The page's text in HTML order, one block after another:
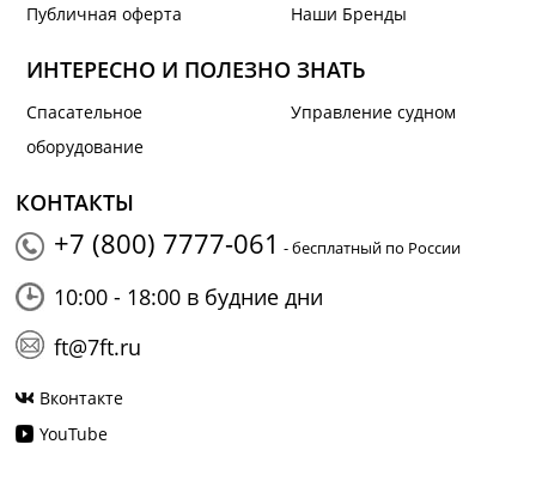
Публичная оферта
Наши Бренды
ИНТЕРЕСНО И ПОЛЕЗНО ЗНАТЬ
Спасательное
оборудование
Управление судном
КОНТАКТЫ
+7 (800) 7777-061 - бесплатный по России
10:00 - 18:00 в будние дни
ft@7ft.ru
Вконтакте
YouTube